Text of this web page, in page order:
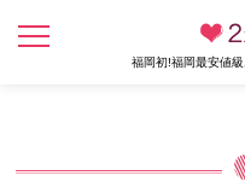
福岡初!福岡最安値